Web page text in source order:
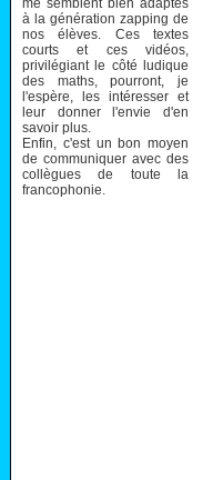
me semblent bien adaptés
à la génération zapping de
nos élèves. Ces textes
courts et ces vidéos,
privilégiant le côté ludique
des maths, pourront, je
l'espère, les intéresser et
leur donner l'envie d'en
savoir plus.
Enfin, c'est un bon moyen
de communiquer avec des
collègues de toute la
francophonie.